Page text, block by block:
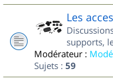
Les
supports,
Modérateur :
Sujets : 59